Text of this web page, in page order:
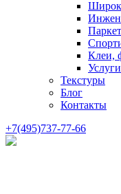
Клеи,
Текстуры
Блог
Контакты
+7(495)737-77-66